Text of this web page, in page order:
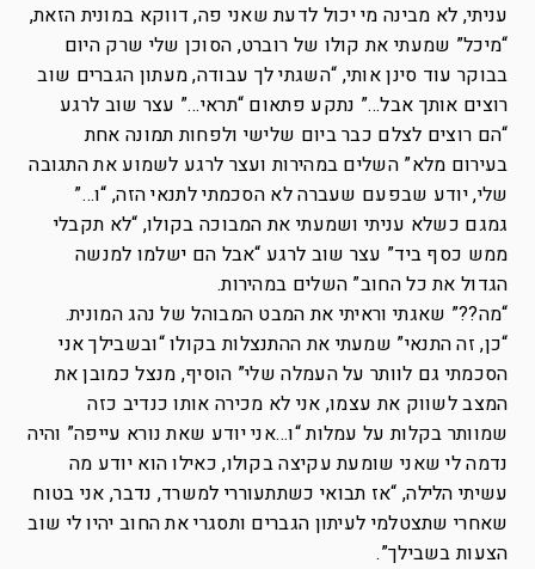
עניתי, לא מבינה מי יכול לדעת שאני פה, דווקא במונית הזאת,
“מיכל” שמעתי את קולו של רוברט, הסוכן שלי שרק היום
בבוקר עוד סינן אותי, “השגתי לך עבודה, מעתון הגברים שוב
רוצים אותך אבל…” נתקע פתאום “תראי…” עצר שוב לרגע
“הם רוצים לצלם כבר ביום שלישי ולפחות תמונה אחת
בעירום מלא” השלים במהירות ועצר לרגע לשמוע את התגובה
שלי, יודע שבפעם שעברה לא הסכמתי לתנאי הזה, “ו…”
גמגם כשלא עניתי ושמעתי את המבוכה בקולו, “לא תקבלי
ממש כסף ביד” עצר שוב לרגע “אבל הם ישלמו למנשה
הגדול את כל החוב” השלים במהירות.
“מה??” שאגתי וראיתי את המבט המבוהל של נהג המונית.
“כן, זה התנאי” שמעתי את ההתנצלות בקולו “ובשבילך אני
הסכמתי גם לוותר על העמלה שלי” הוסיף, מנצל כמובן את
המצב לשווק את עצמו, אני לא מכירה אותו כנדיב כזה
שמוותר בקלות על עמלות “ו…אני יודע שאת נורא עייפה” והיה
נדמה לי שאני שומעת עקיצה בקולו, כאילו הוא יודע מה
עשיתי הלילה, “אז תבואי כשתתעוררי למשרד, נדבר, אני בטוח
שאחרי שתצטלמי לעיתון הגברים ותסגרי את החוב יהיו לי שוב
הצעות בשבילך”.